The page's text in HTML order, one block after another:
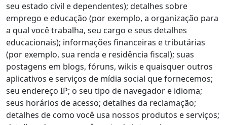
seu estado civil e dependentes); detalhes sobre
emprego e educação (por exemplo, a organização para
a qual você trabalha, seu cargo e seus detalhes
educacionais); informações financeiras e tributárias
(por exemplo, sua renda e residência fiscal); suas
postagens em blogs, fóruns, wikis e quaisquer outros
aplicativos e serviços de mídia social que fornecemos;
seu endereço IP; o seu tipo de navegador e idioma;
seus horários de acesso; detalhes da reclamação;
detalhes de como você usa nossos produtos e serviços;